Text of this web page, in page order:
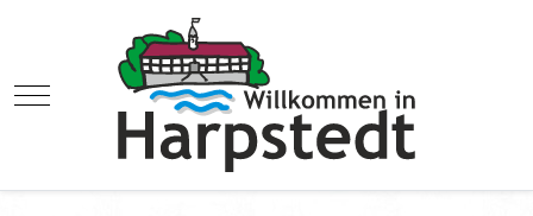
Mobile Menu Toggle